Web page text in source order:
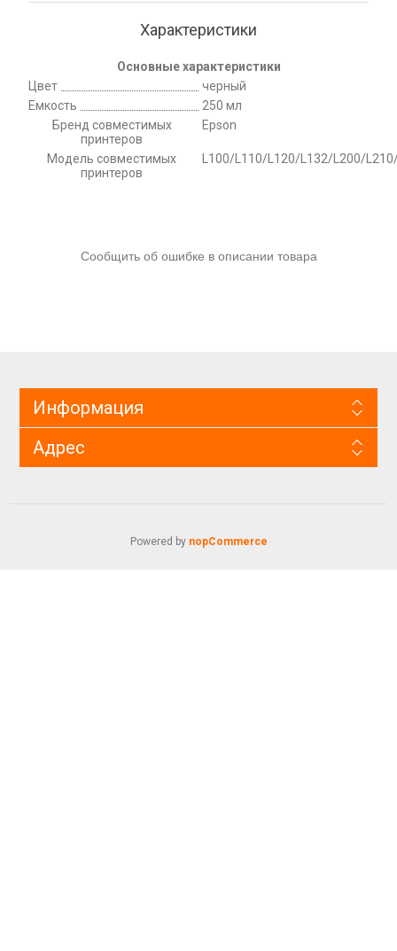
Характеристики
Основные характеристики
Цвет
черный
Емкость
250 мл
Бренд совместимых
принтеров
Epson
Модель совместимых
принтеров
L100/L110/L120/L132/L200/
Сообщить об ошибке в описании товара
Информация
Адрес
Powered by nopCommerce